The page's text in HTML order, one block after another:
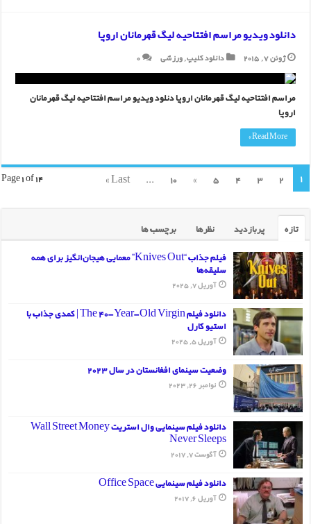
دانلود ویدیو مراسم افتتاحیه لیگ قهرمانان اروپا
ژوئن 7, 2015 دانلود کلیپ,ورزشی 0
مراسم افتتاحیه لیگ قهرمانان اروپا دنلود ویدیو مراسم افتتاحیه لیگ قهرمانان
اروپا
Read More »
Page 1 of 14 1
2
3
4
5
»
10
...
Last »
تازه پربازدید نظرها
برچسب ها
فیلم جذاب “Knives Out” معمایی هیجان‌انگیز برای همه
سلیقه‌ها
آوریل 7, 2025
دانلود فیلم The 40-Year-Old Virgin | کمدی جذاب با
استیو کارل
آوریل 5, 2025
وضعیت سینمای افغانستان در سال 2023
نوامبر 26, 2023
دانلود فیلم سینمایی وال استریت Wall Street Money
Never Sleeps
آگوست 7, 2017
دانلود فیلم سینمایی Office Space
آوریل 6, 2017